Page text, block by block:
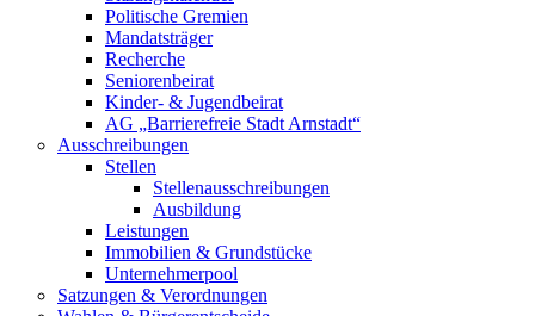
Politische Gremien
Mandatsträger
Recherche
Seniorenbeirat
Kinder- & Jugendbeirat
AG „Barrierefreie Stadt Arnstadt“
Ausschreibungen
Stellen
Stellenausschreibungen
Ausbildung
Leistungen
Immobilien & Grundstücke
Unternehmerpool
Satzungen & Verordnungen